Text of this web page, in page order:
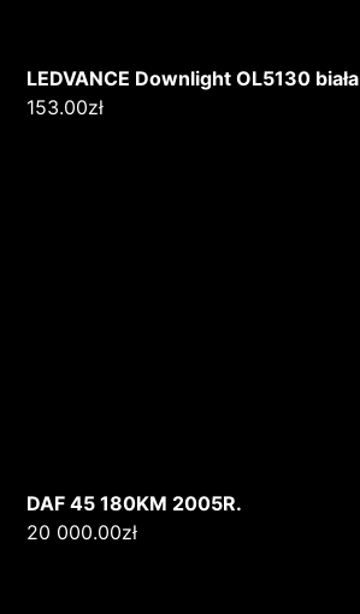
LEDVANCE Downlight OL5130 biała
153.00zł
DAF 45 180KM 2005R.
20 000.00zł